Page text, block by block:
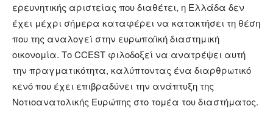
ερευνητικής αριστείας που διαθέτει, η Ελλάδα δεν
έχει μέχρι σήμερα καταφέρει να κατακτήσει τη θέση
που της αναλογεί στην ευρωπαϊκή διαστημική
οικονομία. Το CCEST φιλοδοξεί να ανατρέψει αυτή
την πραγματικότητα, καλύπτοντας ένα διαρθρωτικό
κενό που έχει επιβραδύνει την ανάπτυξη της
Νοτιοανατολικής Ευρώπης στο τομέα του διαστήματος.